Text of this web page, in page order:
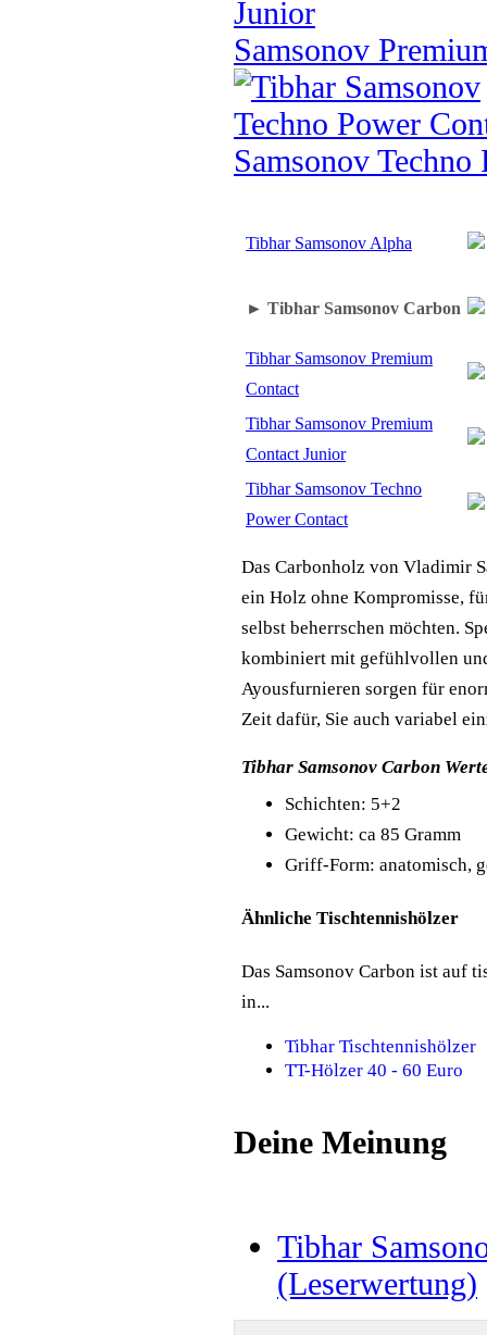
Samsonov
Samsonov
Tibhar Samsonov Alpha
► Tibhar Samsonov Carbon
Tibhar Samsonov Premium
Contact
Tibhar Samsonov Premium
Contact Junior
Tibhar Samsonov Techno
Power Contact
Das Carbonholz von Vladimir
ein Holz ohne Kompromisse,
selbst beherrschen möchten.
kombiniert mit gefühlvollen
Ayousfurnieren sorgen für
Zeit dafür, Sie auch variabel
Tibhar Samsonov Carbon
Schichten: 5+2
Gewicht: ca 85 Gramm
Griff-Form: anatomisch,
Ähnliche Tischtennishölzer
Das Samsonov Carbon ist auf
in...
Tibhar Tischtennishölzer
TT-Hölzer 40 - 60 Euro
Deine Meinung
Tibhar
(Leserwertung)